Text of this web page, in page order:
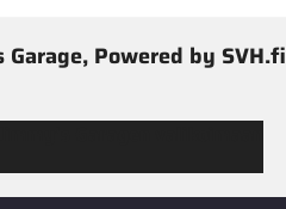
Garage, Powered by SVH.fi